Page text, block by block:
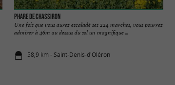
Phare de Chassiron
Une fois que vous aurez escaladé ses 224 marches, vous pourrez
admirer à 46m au dessus du sol un magnifique ...
58,9 km - Saint-Denis-d'Oléron